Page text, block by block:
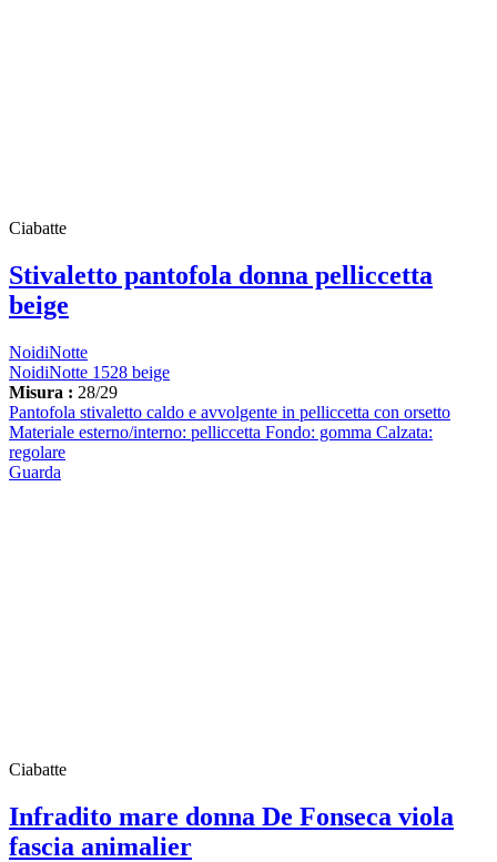
Ciabatte
Stivaletto pantofola donna pelliccetta
beige
NoidiNotte
NoidiNotte 1528 beige
Misura : 28/29
Pantofola stivaletto caldo e avvolgente in pelliccetta con orsetto
Materiale esterno/interno: pelliccetta Fondo: gomma Calzata:
regolare
Guarda
Ciabatte
Infradito mare donna De Fonseca viola
fascia animalier